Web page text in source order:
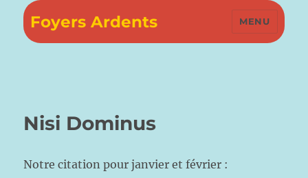
Foyers Ardents MENU
Nisi Dominus
Notre citation pour janvier et février :